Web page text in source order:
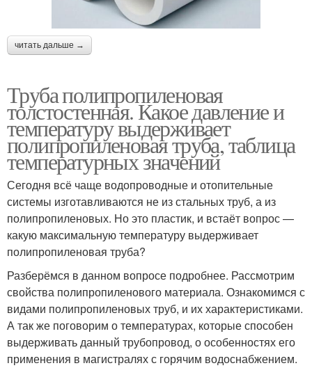
читать дальше →
Труба полипропиленовая
толстостенная. Какое давление и
температуру выдерживает
полипропиленовая труба, таблица
температурных значений
Сегодня всё чаще водопроводные и отопительные
системы изготавливаются не из стальных труб, а из
полипропиленовых. Но это пластик, и встаёт вопрос —
какую максимальную температуру выдерживает
полипропиленовая труба?
Разберёмся в данном вопросе подробнее. Рассмотрим
свойства полипропиленового материала. Ознакомимся с
видами полипропиленовых труб, и их характеристиками.
А так же поговорим о температурах, которые способен
выдерживать данный трубопровод, о особенностях его
применения в магистралях с горячим водоснабжением.